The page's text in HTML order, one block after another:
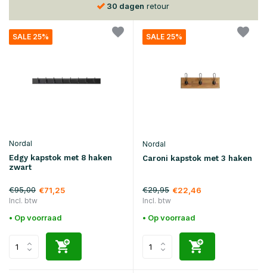
30 dagen retour
SALE 25%
Nordal
Edgy kapstok met 8 haken
zwart
€95,00 €71,25
Incl. btw
• Op voorraad
SALE 25%
Nordal
Caroni kapstok met 3 haken
€29,95 €22,46
Incl. btw
• Op voorraad